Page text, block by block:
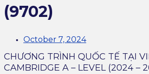
(9702)
October 7, 2024
CHƯƠNG TRÌNH QUỐC TẾ TẠI
CAMBRIDGE A – LEVEL (2024 –